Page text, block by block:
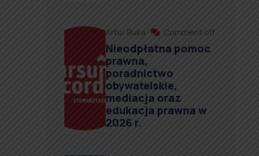
Artur Ruka Comment off
Nieodpłatna pomoc
prawna,
poradnictwo
obywatelskie,
mediacja oraz
edukacja prawna w
2026 r.